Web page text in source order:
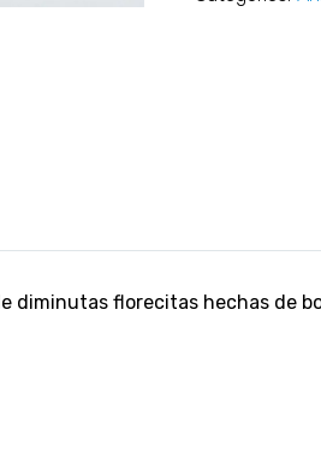
diminutas florecitas hechas de